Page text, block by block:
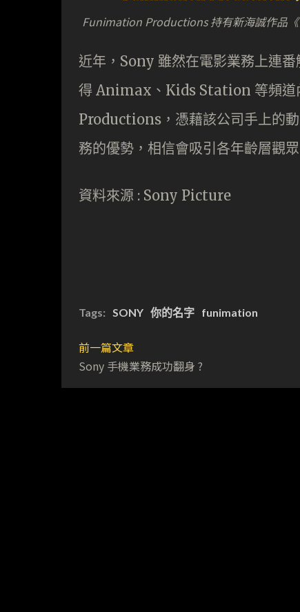
Funimation Productions 持有新海誠作品
近年，Sony 雖然在電影業務上連
得 Animax、Kids Station 等頻道
Productions，憑藉該公司手上的
務的優勢，相信會吸引各年齡層觀眾
資料來源 : Sony Picture
Tags: SONY 你的名字 funimation
前一篇文章
Sony 手機業務成功翻身 ?